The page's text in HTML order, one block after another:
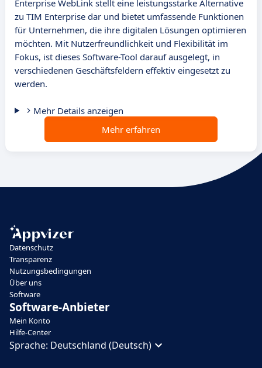
Enterprise WebLink stellt eine leistungsstarke Alternative
zu TIM Enterprise dar und bietet umfassende Funktionen
für Unternehmen, die ihre digitalen Lösungen optimieren
möchten. Mit Nutzerfreundlichkeit und Flexibilität im
Fokus, ist dieses Software-Tool darauf ausgelegt, in
verschiedenen Geschäftsfeldern effektiv eingesetzt zu
werden.
Mehr Details anzeigen
Mehr erfahren
Datenschutz
Transparenz
Nutzungsbedingungen
Über uns
Software
Software-Anbieter
Mein Konto
Hilfe-Center
Sprache: Deutschland (Deutsch)